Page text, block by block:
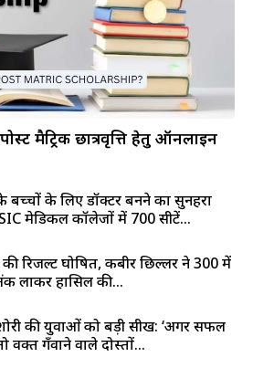
मैट्रिक छात्रवृत्ति हेतु ऑनलाइन
बच्चों के लिए डॉक्टर बनने का सुनहरा
मेडिकल कॉलेजों में 700 सीटें...
रिजल्ट घोषित, कबीर छिल्लर ने 300 में
लाकर हासिल की...
की युवाओं को बड़ी सीख: ‘अगर सफल
वक्त गँवाने वाले दोस्तों...